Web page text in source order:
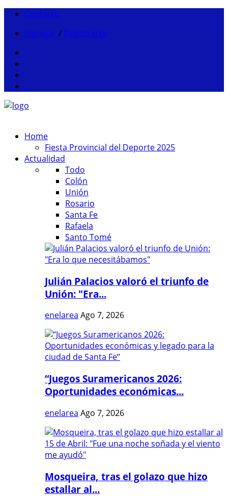
Contacto
Ingresar / Registrarse
Home
Fiesta Provincial del Deporte 2025
Actualidad
Todo
Colón
Unión
Rosario
Santa Fe
Rafaela
Santo Tomé
Julián Palacios valoró el triunfo de
Unión: "Era...
enelarea Ago 7, 2026
“Juegos Suramericanos 2026:
Oportunidades económicas...
enelarea Ago 7, 2026
Mosqueira, tras el golazo que hizo
estallar al...